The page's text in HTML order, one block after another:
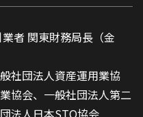
者 関東財務局長（金
社団法人資産運用業協
協会、一般社団法人第二